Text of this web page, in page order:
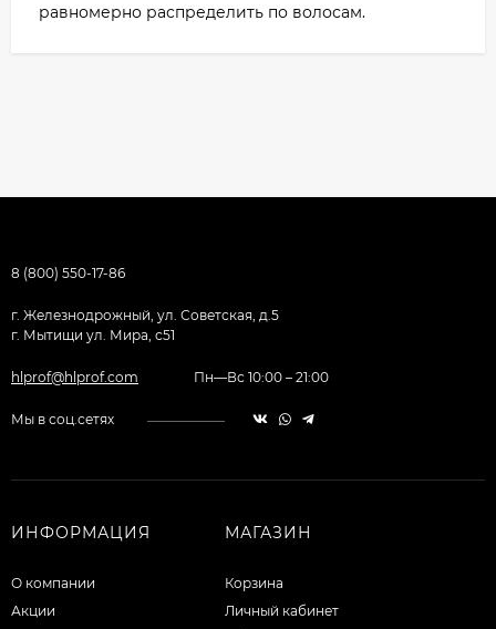
равномерно распределить по волосам.
8 (800) 550-17-86
г. Железнодрожный, ул. Советская, д.5
г. Мытищи ул. Мира, с51
hlprof@hlprof.com Пн—Вс 10:00 – 21:00
Мы в соц.сетях
ИНФОРМАЦИЯ
О компании
Акции
МАГАЗИН
Корзина
Личный кабинет